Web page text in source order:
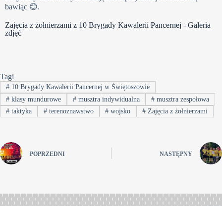
bawiąc 😊.
Zajęcia z żołnierzami z 10 Brygady Kawalerii Pancernej - Galeria
zdjęć
Tagi
#10 Brygady Kawalerii Pancernej w Świętoszowie
#klasy mundurowe #musztra indywidualna # musztra zespołowa
#taktyka #terenoznawstwo # wojsko # Zajęcia z żołnierzami
POPRZEDNI NASTĘPNY